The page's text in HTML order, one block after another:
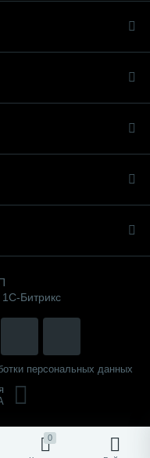
0
Битрикс
персональных данных